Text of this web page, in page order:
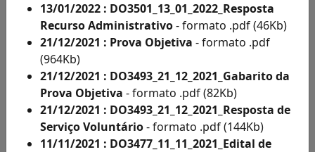
Concursos
Acompanhe
aqui
editais
Acesso
13/01/2022 : DO3501_13_01_2022_Resposta
Recurso Administrativo- formato .pdf (46Kb)
21/12/2021 : Prova Objetiva - formato .pdf
(964Kb)
21/12/2021 : DO3493_21_12_2021_Gabarito da
Prova Objetiva - formato .pdf (82Kb)
21/12/2021 : DO3493_21_12_2021_Resposta de
Serviço Voluntário- formato .pdf (144Kb)
11/11/2021 : DO3477_11_11_2021_Edital de